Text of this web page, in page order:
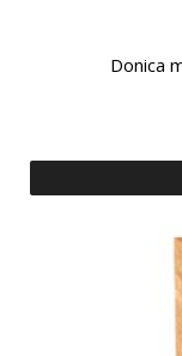
Donica